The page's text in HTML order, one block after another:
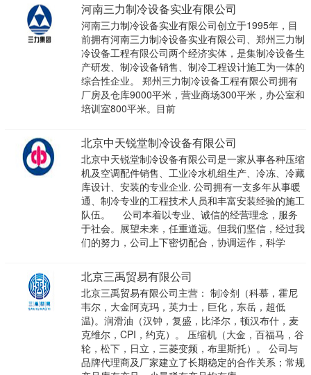
河南三力制冷设备实业有限公司
河南三力制冷设备实业有限公司创立于1995年，目
前拥有河南三力制冷设备实业有限公司、郑州三力制
冷设备工程有限公司两个经济实体，是集制冷设备生
产研发、制冷设备销售、制冷工程设计施工为一体的
综合性企业。 郑州三力制冷设备工程有限公司拥有
厂房及仓库9000平米，营业商场300平米，办公室和
培训室800平米。目前
北京中天锐堂制冷设备有限公司
北京中天锐堂制冷设备有限公司是一家从事各种压缩
机及空调配件销售、工业冷水机组生产、冷冻、冷藏
库设计、安装的专业企业. 公司拥有一支多年从事暖
通、制冷专业的工程技术人员和丰富安装经验的施工
队伍。 公司本着以专业、诚信的经营理念，服务
于社会。展望未来，任重道远。但我们坚信，经过我
们的努力，公司上下密切配合，协调运作，科学
北京三禹贸易有限公司
北京三禹贸易有限公司主营： 制冷剂（科慕，霍尼
韦尔，大金阿克玛，英力士，巨化，东岳，超低
温)。润滑油（汉钟，复盛，比泽尔，顿汉布什，麦
克维尔，CPI，约克）。 压缩机（大金，百福马，谷
轮，松下，日立，三菱变频，布里斯托）。 公司与
品牌代理商及厂家建立了长期稳定的合作关系；常规